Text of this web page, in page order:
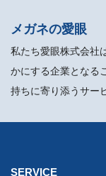
メガネの愛眼
私たち愛眼株式会社
かにする企業となる
持ちに寄り添うサー
SERVICE